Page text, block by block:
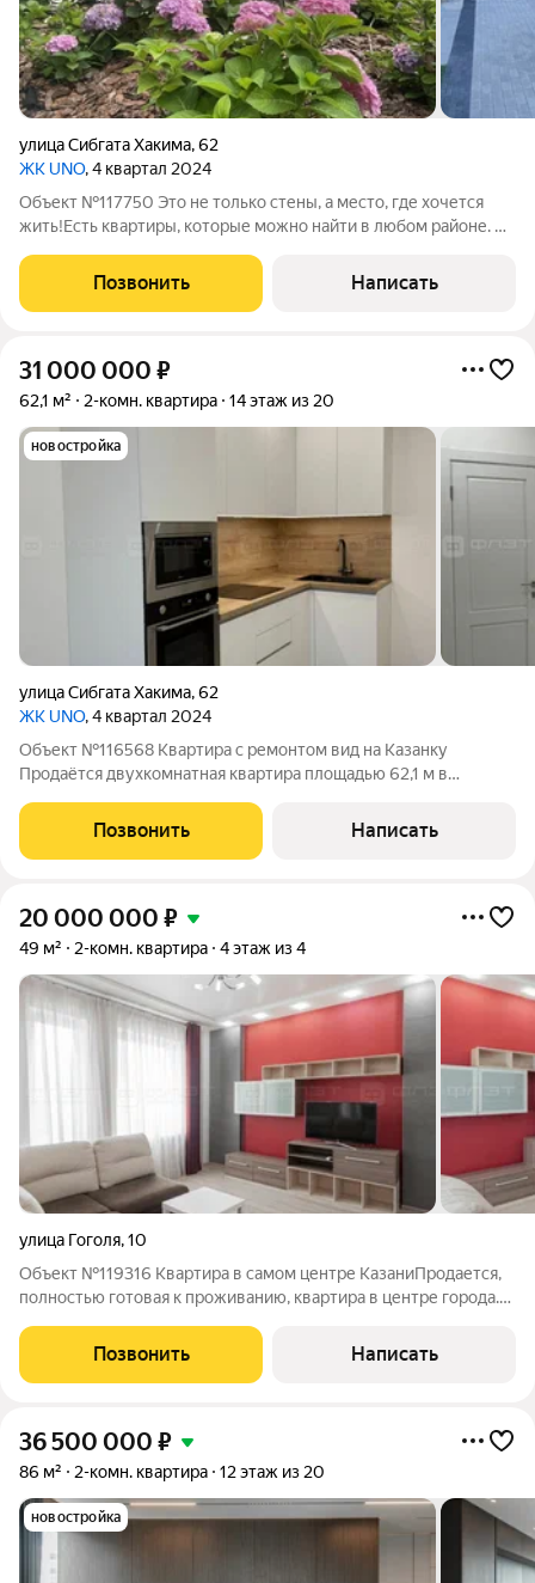
улица Сибгата Хакима,62
ЖК UNO, 4 квартал 2024
Объект №117750 Это не только стены, а место, где хочется
жить!Есть квартиры, которые можно найти в любом районе. А
такой вариант, мы и предлагаем. Каждый день здесь
начинается с красивых видов,
Позвонить Написать
31 000 000 ₽
62,1 м² 2-комн. квартира 14 этаж из 20
новостройка
улица Сибгата Хакима,62
ЖК UNO, 4 квартал 2024
Объект №116568 Квартира с ремонтом вид на Казанку
Продаётся двухкомнатная квартира площадью 62,1 м в
14 этаже, что обеспечивает прямой и открытый вид на реку
Казанку один из главных визуальных
Позвонить Написать
20 000 000 ₽
49 м² 2-комн. квартира 4 этаж из 4
улица Гоголя,10
Объект №119316 Квартира в самом центре КазаниПродается,
полностью готовая к проживанию, квартира в центре города.1
(выше 3 метров). Закрытый двор, транспортная доступность. В
пешей доступности
Позвонить Написать
36 500 000 ₽
86 м² 2-комн. квартира 12 этаж из 20
новостройка